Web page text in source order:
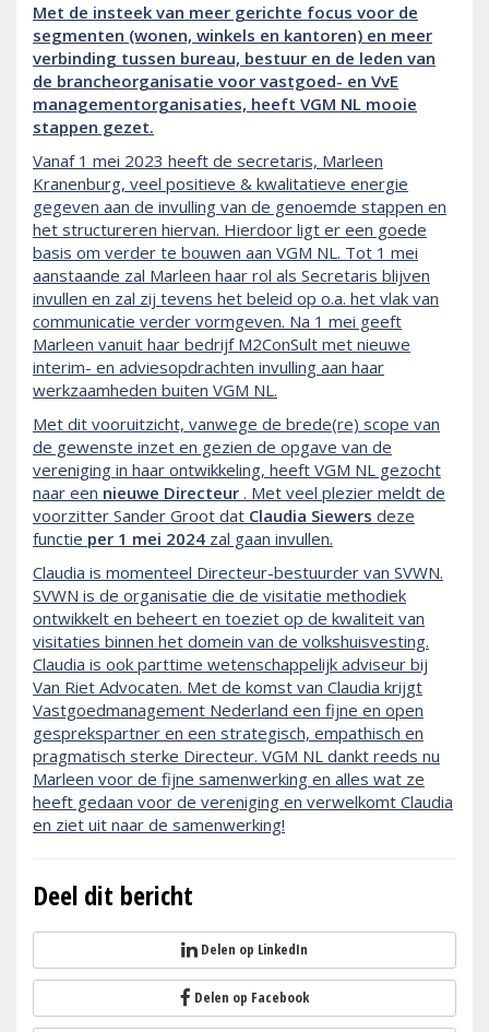
Met de insteek van meer gerichte focus voor de
segmenten (wonen, winkels en kantoren) en meer
verbinding tussen bureau, bestuur en de leden van
de brancheorganisatie voor vastgoed- en VvE
managementorganisaties, heeft VGM NL mooie
stappen gezet.
Vanaf 1 mei 2023 heeft de secretaris, Marleen
Kranenburg, veel positieve & kwalitatieve energie
gegeven aan de invulling van de genoemde stappen en
het structureren hiervan. Hierdoor ligt er een goede
basis om verder te bouwen aan VGM NL. Tot 1 mei
aanstaande zal Marleen haar rol als Secretaris blijven
invullen en zal zij tevens het beleid op o.a. het vlak van
communicatie verder vormgeven. Na 1 mei geeft
Marleen vanuit haar bedrijf M2ConSult met nieuwe
interim- en adviesopdrachten invulling aan haar
werkzaamheden buiten VGM NL.
Met dit vooruitzicht, vanwege de brede(re) scope van
de gewenste inzet en gezien de opgave van de
vereniging in haar ontwikkeling, heeft VGM NL gezocht
naar een nieuwe Directeur . Met veel plezier meldt de
voorzitter Sander Groot dat Claudia Siewers deze
functie per 1 mei 2024 zal gaan invullen.
Claudia is momenteel Directeur-bestuurder van SVWN.
SVWN is de organisatie die de visitatie methodiek
ontwikkelt en beheert en toeziet op de kwaliteit van
visitaties binnen het domein van de volkshuisvesting.
Claudia is ook parttime wetenschappelijk adviseur bij
Van Riet Advocaten. Met de komst van Claudia krijgt
Vastgoedmanagement Nederland een fijne en open
gesprekspartner en een strategisch, empathisch en
pragmatisch sterke Directeur. VGM NL dankt reeds nu
Marleen voor de fijne samenwerking en alles wat ze
heeft gedaan voor de vereniging en verwelkomt Claudia
en ziet uit naar de samenwerking!
Deel dit bericht
Delen op LinkedIn
Delen op Facebook